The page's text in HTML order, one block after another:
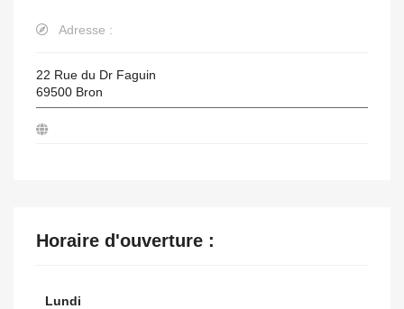
Adresse :
22 Rue du Dr Faguin
69500 Bron
Horaire d'ouverture :
Lundi